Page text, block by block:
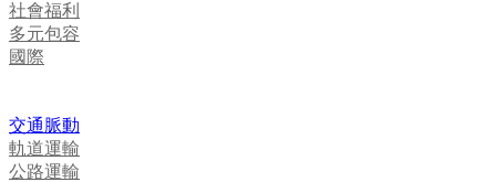
社會福利
多元包容
國際
交通脈動
軌道運輸
公路運輸